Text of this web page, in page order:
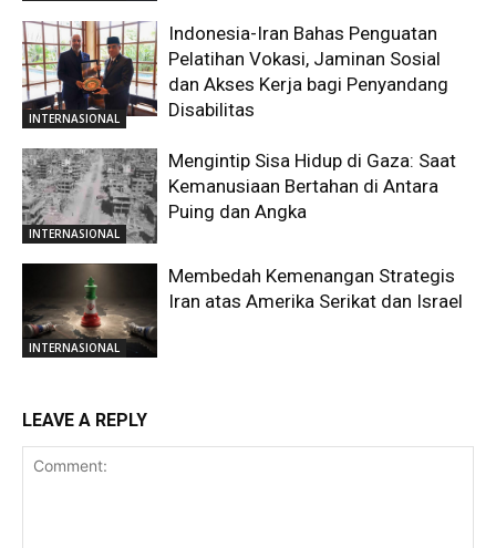
INTERNASIONAL
Indonesia-Iran Bahas Penguatan
Pelatihan Vokasi, Jaminan Sosial
dan Akses Kerja bagi Penyandang
Disabilitas
INTERNASIONAL
Mengintip Sisa Hidup di Gaza: Saat
Kemanusiaan Bertahan di Antara
Puing dan Angka
INTERNASIONAL
Membedah Kemenangan Strategis
Iran atas Amerika Serikat dan Israel
LEAVE A REPLY